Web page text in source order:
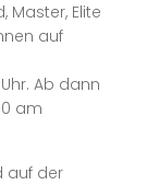
Master, Elite
auf
Ab dann
am
auf der